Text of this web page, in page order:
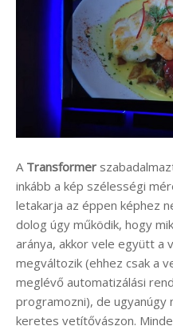
A Transformer
inkább a kép szélességi
letakarja az éppen képhez
dolog úgy működik, hogy
aránya, akkor vele együtt a
megváltozik (ehhez csak a
meglévő automatizálási
programozni), de ugyanúgy
keretes vetítővászon.